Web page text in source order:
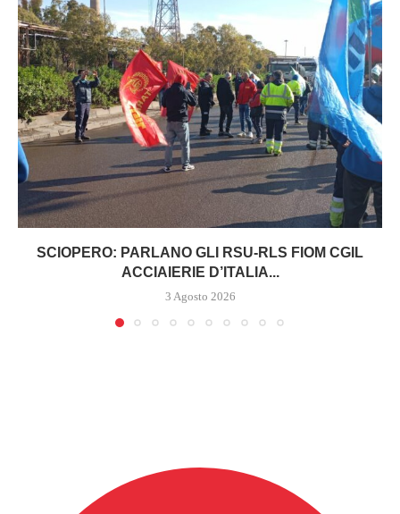
SCIOPERO: PARLANO GLI RSU-RLS FIOM CGIL
ACCIAIERIE D’ITALIA...
3 Agosto 2026